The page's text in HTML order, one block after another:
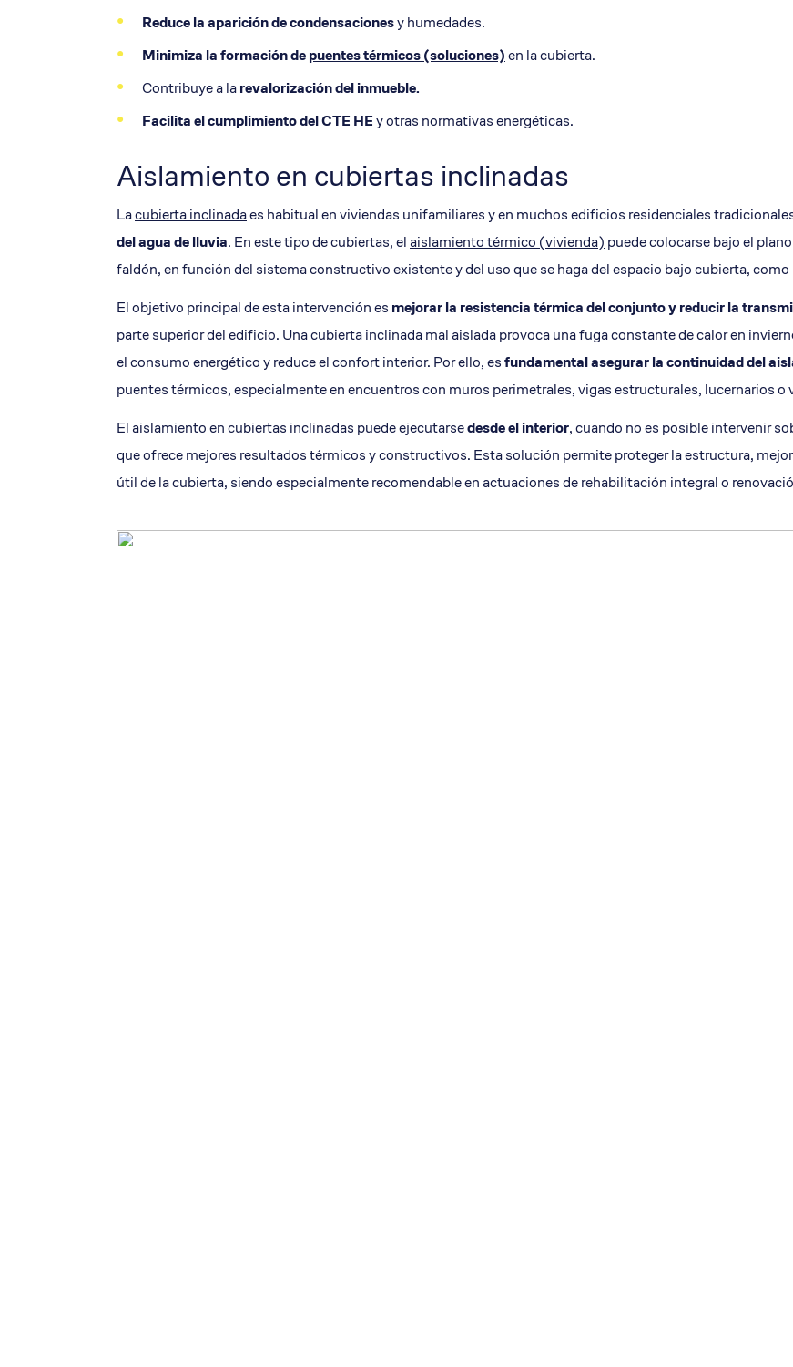
Reduce la aparición de condensacionesy humedades.
Minimiza la formación depuentes térmicos (soluciones)en la cubierta.
Contribuye a larevalorización del inmueble.
Facilita el cumplimiento del CTE HEy otras normativas energéticas.
Aislamiento en cubiertas inclinadas
Lacubierta inclinadaes habitual en viviendas unifamiliares y en muchos edificios residenciales
del agua de lluvia. En este tipo de cubiertas, elaislamiento térmico (vivienda) puede colocarse bajo el
faldón, en función del sistema constructivo existente y del uso que se haga del espacio bajo cubierta,
El objetivo principal de esta intervención es mejorar la resistencia térmicadel conjunto y reducir la
parte superior del edificio. Una cubierta inclinada mal aislada provoca una fuga constante de calor en
el consumo energético y reduce el confort interior. Por ello, esfundamental asegurar la continuidad del
puentes térmicos, especialmente en encuentros con muros perimetrales, vigas estructurales, lucernarios o
El aislamiento en cubiertas inclinadas puede ejecutarsedesde el interior, cuando no es posible intervenir
que ofrece mejores resultados térmicos y constructivos. Esta solución permite proteger la estructura,
útil de la cubierta, siendo especialmente recomendable en actuaciones de rehabilitación integral o